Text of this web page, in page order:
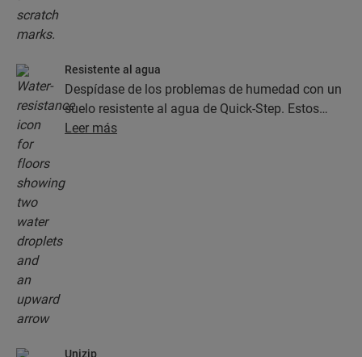
Resistente al agua
Despídase de los problemas de humedad con un
suelo resistente al agua de Quick-Step. Estos
suelos, además de contar con un aspecto
limpieza en gran medida!
Leer más
Unizip